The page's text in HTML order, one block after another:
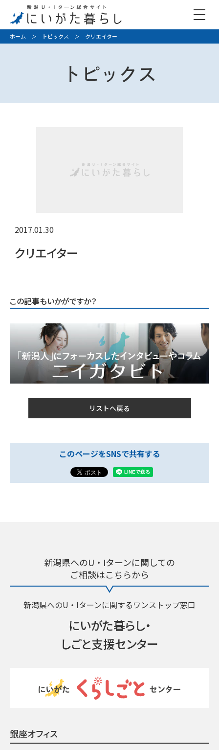
ホーム ＞ トピックス ＞ クリエイター
トピックス
2017.01.30
クリエイター
この記事もいかがですか？
リストへ戻る
このページをSNSで共有する
新潟県へのU・Iターンに関しての
ご相談はこちらから
新潟県へのU・Iターンに関するワンストップ窓口
にいがた暮らし・
しごと支援センター
銀座オフィス